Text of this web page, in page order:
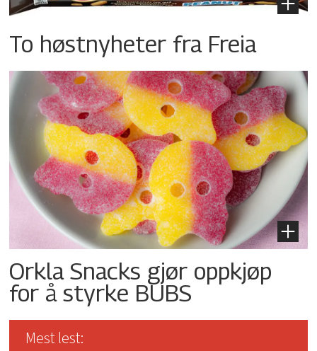
To høstnyheter fra Freia
Orkla Snacks gjør oppkjøp
for å styrke BUBS
Mest lest: